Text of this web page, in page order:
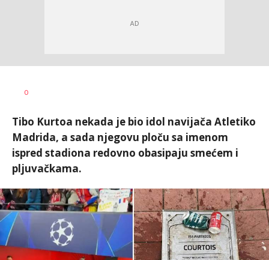
AUTOR
0
Tibo Kurtoa nekada je bio idol navijača Atletiko
Madrida, a sada njegovu ploču sa imenom
ispred stadiona redovno obasipaju smećem i
pljuvačkama.